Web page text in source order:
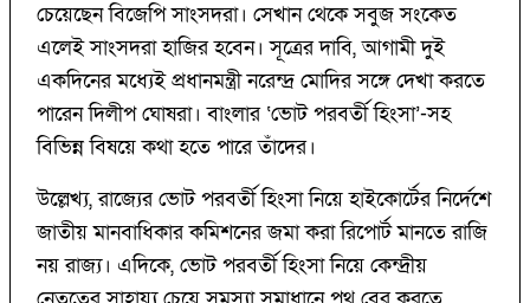
চেয়েছেন বিজেপি সাংসদরা। সেখান থেকে সবুজ সংকেত
এলেই সাংসদরা হাজির হবেন। সূত্রের দাবি, আগামী দুই
একদিনের মধ্যেই প্রধানমন্ত্রী নরেন্দ্র মোদির সঙ্গে দেখা করতে
পারেন দিলীপ ঘোষরা। বাংলার ‘ভোট পরবর্তী হিংসা’-সহ
বিভিন্ন বিষয়ে কথা হতে পারে তাঁদের।
উল্লেখ্য, রাজ্যের ভোট পরবর্তী হিংসা নিয়ে হাইকোর্টের নির্দেশে
জাতীয় মানবাধিকার কমিশনের জমা করা রিপোর্ট মানতে রাজি
নয় রাজ্য। এদিকে, ভোট পরবর্তী হিংসা নিয়ে কেন্দ্রীয়